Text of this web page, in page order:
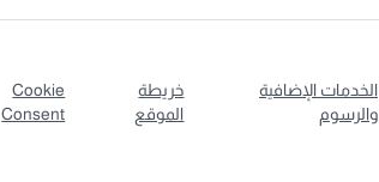
الخدمات الإضافية
والرسوم
خريطة
الموقع
Cookie
Consent